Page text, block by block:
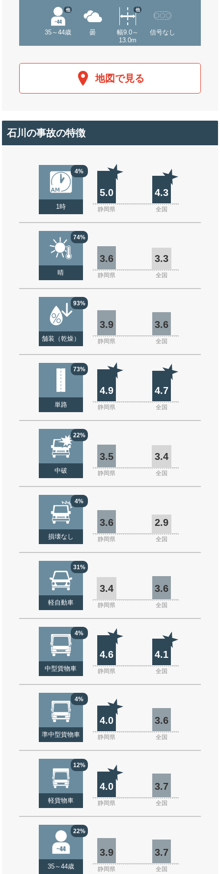
35～44歳
他
曇
幅9.0～
13.0m
他
信号なし
地図で見る
石川の事故の特徴
4%
1時
5.0 4.3
静岡県 全国
74%
晴
3.6 3.3
静岡県 全国
93%
舗装（乾燥）
3.9 3.6
静岡県 全国
73%
単路
4.9 4.7
静岡県 全国
22%
中破
3.5 3.4
静岡県 全国
4%
損壊なし
3.6 2.9
静岡県 全国
31%
軽自動車
3.4 3.6
静岡県 全国
4%
中型貨物車
4.6 4.1
静岡県 全国
4%
準中型貨物車
4.0 3.6
静岡県 全国
12%
軽貨物車
4.0 3.7
静岡県 全国
22%
35～44歳
3.9 3.7
静岡県 全国